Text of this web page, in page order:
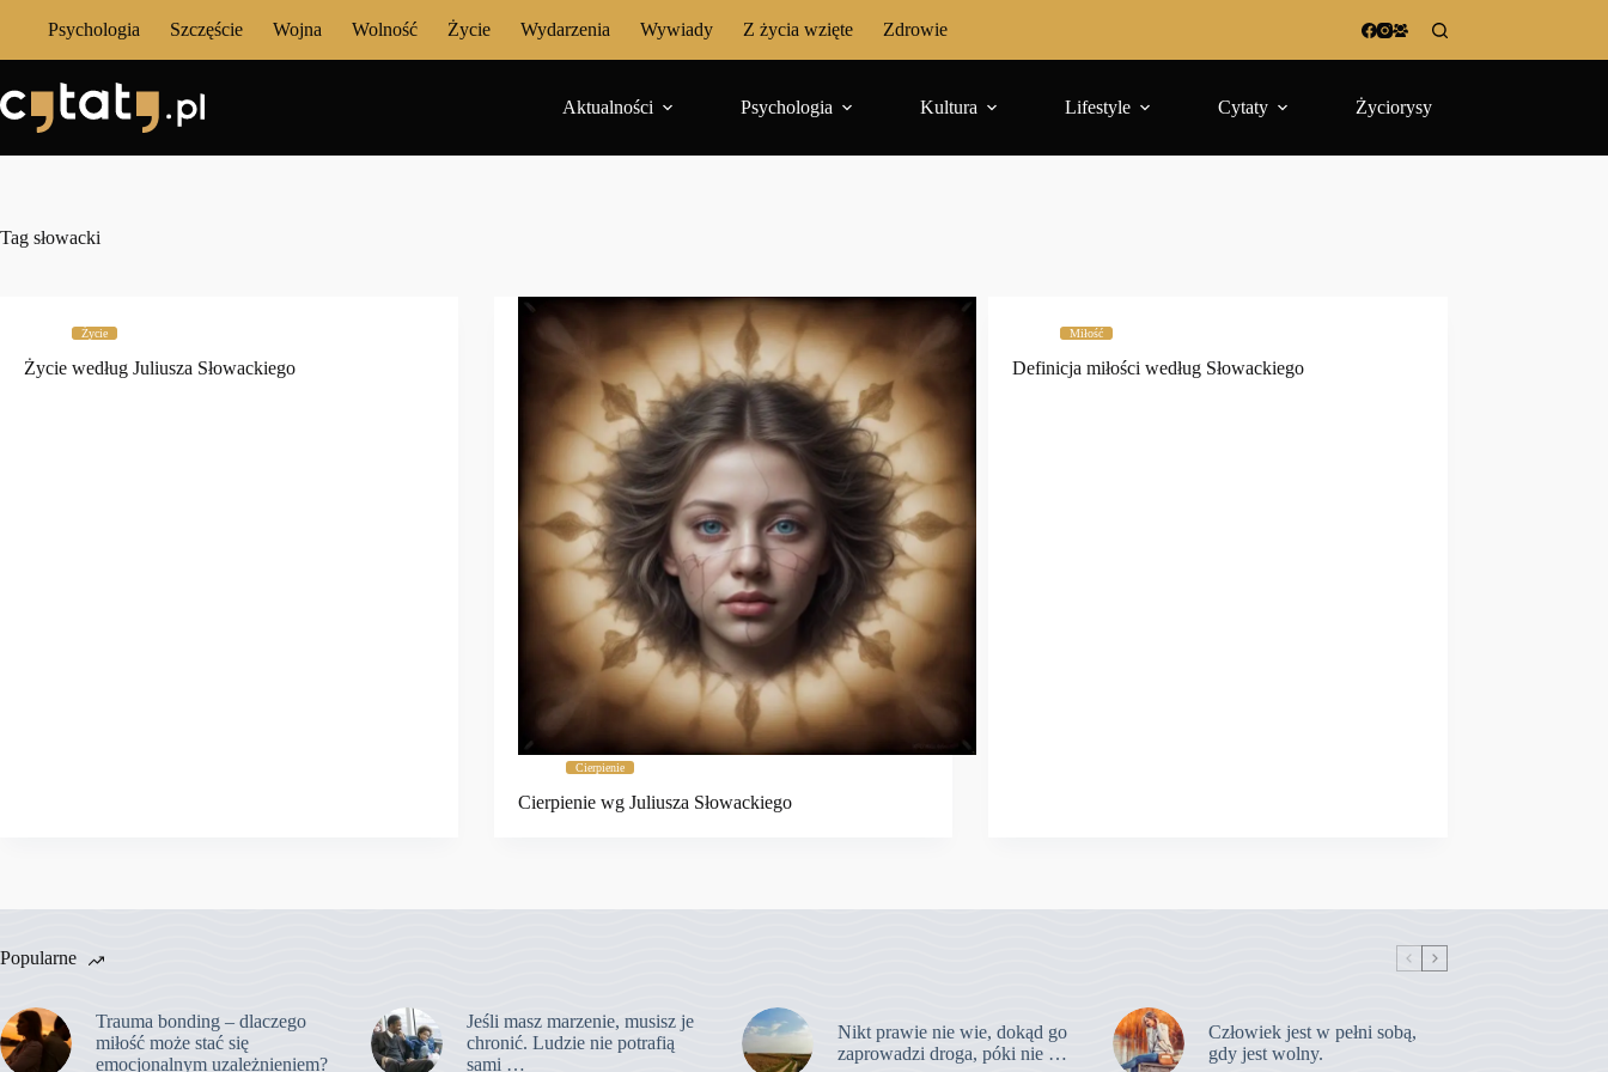
Psychologia Szczęście Wojna Wolność Życie Wydarzenia Wywiady Z życia wzięte Zdrowie
Aktualności Psychologia Kultura Lifestyle Cytaty Życiorysy
Tag słowacki
Życie
Życie według Juliusza Słowackiego
Cierpienie
Cierpienie wg Juliusza Słowackiego
Miłość
Definicja miłości według Słowackiego
Popularne
Trauma bonding – dlaczego
miłość może stać się
emocjonalnym uzależnieniem?
Jeśli masz marzenie, musisz je
chronić. Ludzie nie potrafią
sami …
Nikt prawie nie wie, dokąd go
zaprowadzi droga, póki nie …
Człowiek jest w pełni sobą,
gdy jest wolny.